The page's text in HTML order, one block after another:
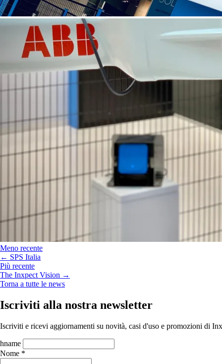
Meno recente
← SPS Italia
Più recente
The Inxpect Vision →
Torna a tutte le news
Iscriviti alla nostra newsletter
Iscriviti e ricevi aggiornamenti su novità, casi d'uso e promozioni di
hname
Nome *